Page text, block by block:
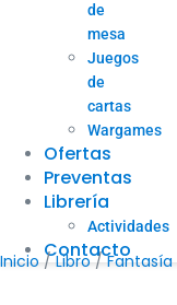
de
mesa
Juegos
de
cartas
Wargames
Ofertas
Preventas
Librería
Actividades
Contacto
Inicio /Libro/Fantasía